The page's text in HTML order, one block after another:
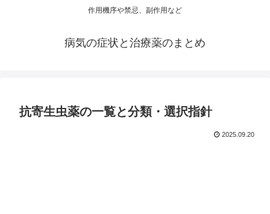
作用機序や禁忌、副作用など
病気の症状と治療薬のまとめ
抗寄生虫薬の一覧と分類・選択指針
2025.09.20